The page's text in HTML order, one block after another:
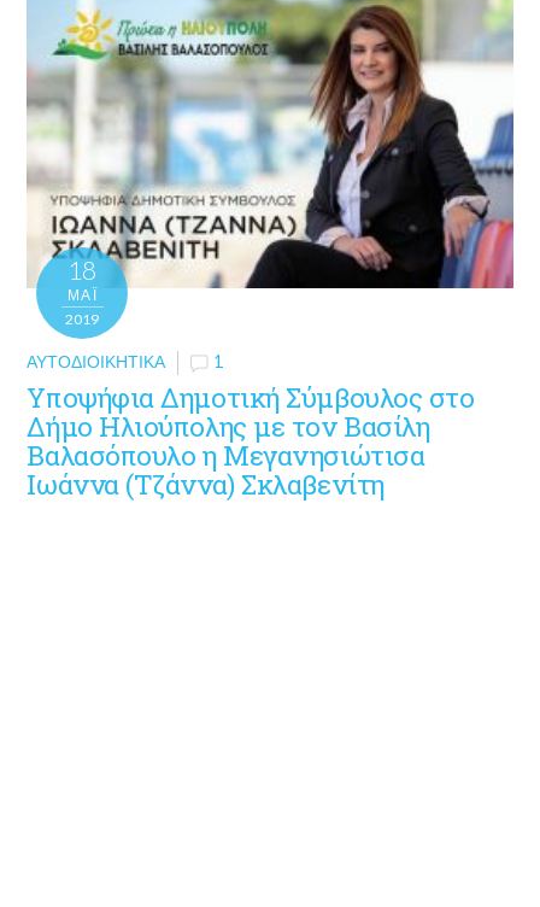
18
ΜΑΪ́
2019
ΑΥΤΟΔΙΟΙΚΗΤΙΚΆ 1
Υποψήφια Δημοτική Σύμβουλος στο
Δήμο Ηλιούπολης με τον Βασίλη
Βαλασόπουλο η Μεγανησιώτισα
Ιωάννα (Τζάννα) Σκλαβενίτη